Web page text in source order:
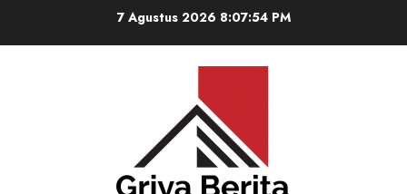
7 Agustus 2026 8:07:55 PM